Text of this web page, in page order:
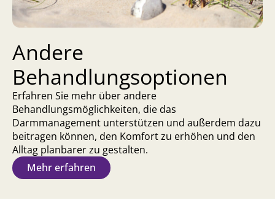
Andere
Behandlungsoptionen
Erfahren Sie mehr über andere
Behandlungsmöglichkeiten, die das
Darmmanagement unterstützen und außerdem dazu
beitragen können, den Komfort zu erhöhen und den
Alltag planbarer zu gestalten.
Mehr erfahren